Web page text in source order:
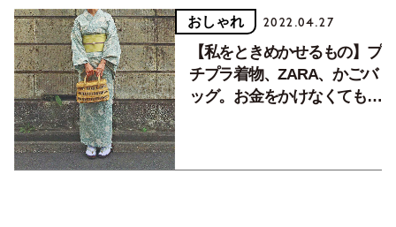
おしゃれ 2022.04.27
【私をときめかせるもの】プ
チプラ着物、ZARA、かごバ
ッグ。お金をかけなくても楽